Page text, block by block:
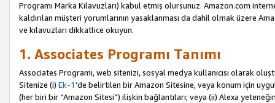
Programı Marka Kılavuzları) kabul etmiş olursunuz. Amazon.com
kaldırılan müşteri yorumlarının yasaklanması da dahil olmak üzere
ve kılavuzları dikkatlice okuyun.
1. Associates Programı Tanımı
Associates Programı, web sitenizi, sosyal medya kullanıcısı olarak
Sitenize (i) Ek-1’de belirtilen bir Amazon Sitesine, veya konum için
(her biri bir “Amazon Sitesi”) ilişkin bağlantıları; veya (ii) Alexa